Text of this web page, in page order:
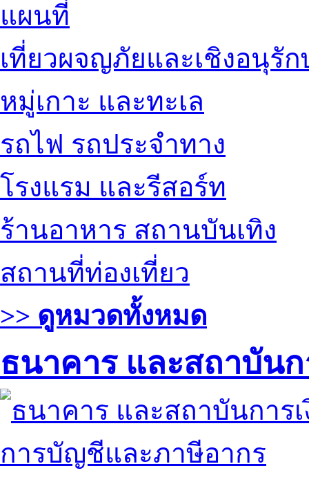
แผนที่
เที่ยวผจญภัยและเชิงอนุรัก
หมู่เกาะ และทะเล
รถไฟ รถประจำทาง
โรงแรม และรีสอร์ท
ร้านอาหาร สถานบันเทิง
สถานที่ท่องเที่ยว
>> ดูหมวดทั้งหมด
ธนาคาร และสถาบันก
การบัญชีและภาษีอากร